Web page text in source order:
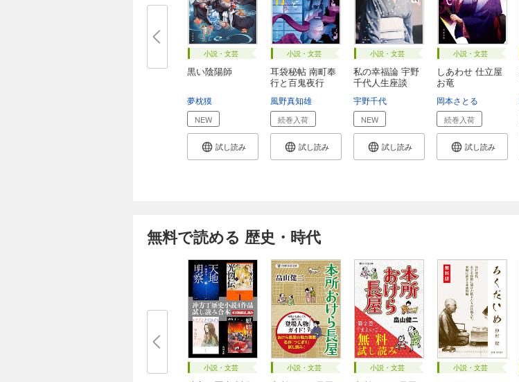
小説・文芸
黒い陰陽師
夢枕獏
NEW
試し読み
小説・文芸
耳袋秘帖 南町奉
行と百鬼夜行
風野真知雄
続巻入荷
試し読み
小説・文芸
私の幸福論 宇野
千代人生座談
宇野千代
NEW
試し読み
小説・文芸
しあわせ 仕立屋
お竜
岡本さとる
続巻入荷
試し読み
無料で読める 歴史・時代
小説・文芸 小説・文芸 小説・文芸 小説・文芸